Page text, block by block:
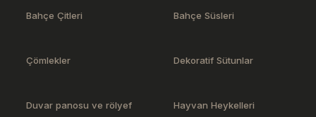
Bahçe Çitleri Bahçe Süsleri
Çömlekler Dekoratif Sütunlar
Duvar panosu ve rölyef Hayvan Heykelleri